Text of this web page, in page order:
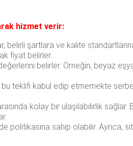
hizmet verir:
belirli şartlara ve kalite
fiyat belirler.
belirler. Örneğin, beyaz
bu teklifi kabul edip etmemekte
kolay bir ulaşılabilirlik sağlar.
politikasına sahip olabilir. Ayrıca,